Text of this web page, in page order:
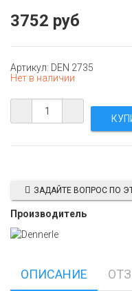
3752 руб
Артикул: DEN 2735
Нет в наличии
ЗАДАЙТЕ ВОПРОС ПО
Производитель
ОПИСАНИЕ